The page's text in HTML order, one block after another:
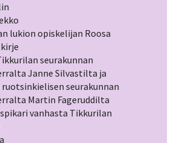
lukion opiskelijan Roosa
seurakunnan
Janne Silvastilta ja
ruotsinkielisen seurakunnan
Martin Fageruddilta
vanhasta Tikkurilan